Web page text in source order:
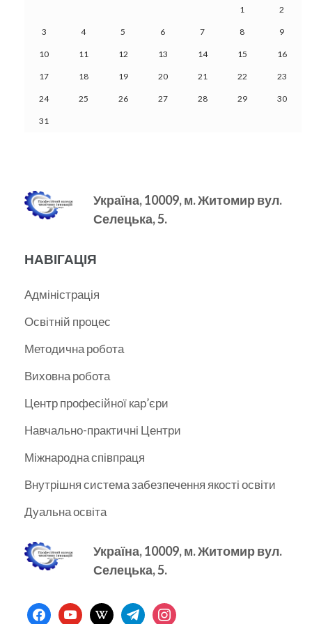
1 2
3 4 5 6 7 8 9
10 11 12 13 14 15 16
17 18 19 20 21 22 23
24 25 26 27 28 29 30
31
Україна, 10009, м.Житомир вул.
Селецька, 5.
НАВІГАЦІЯ
Адміністрація
Освітній процес
Методична робота
Виховна робота
Центр професійної кар’єри
Навчально-практичні Центри
Міжнародна співпраця
Внутрішня система забезпечення якості освіти
Дуальна освіта
Україна, 10009, м.Житомир вул.
Селецька, 5.
facebookyoutubewikipediatelegraminstagram